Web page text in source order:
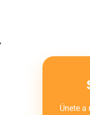
Únete a